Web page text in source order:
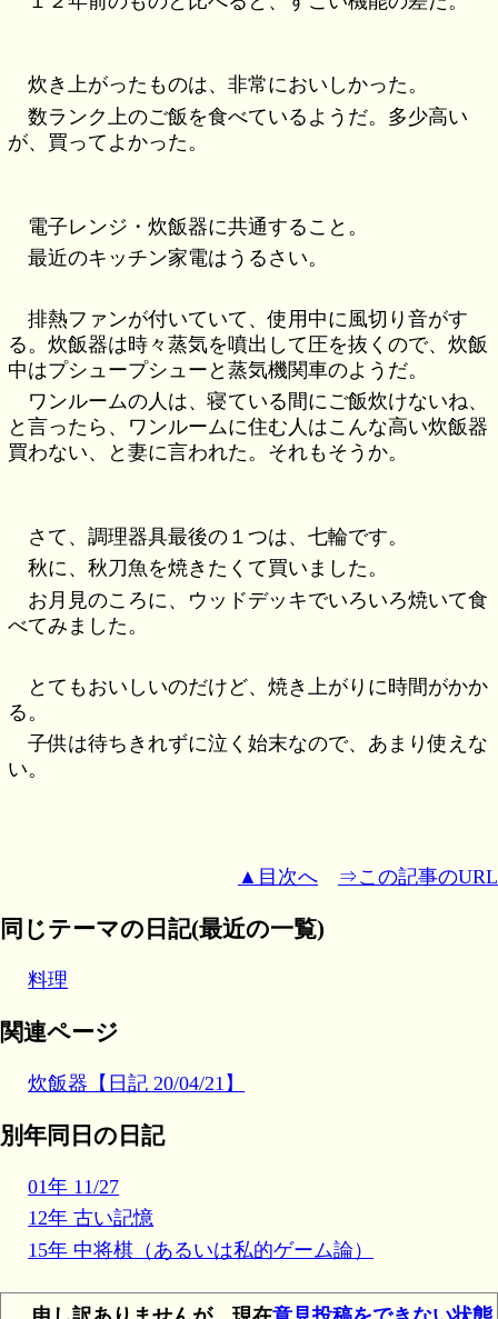
炊き上がったものは、非常においしかった。
数ランク上のご飯を食べているようだ。多少高い
が、買ってよかった。
電子レンジ・炊飯器に共通すること。
最近のキッチン家電はうるさい。
排熱ファンが付いていて、使用中に風切り音がす
る。炊飯器は時々蒸気を噴出して圧を抜くので、炊飯
中はプシュープシューと蒸気機関車のようだ。
ワンルームの人は、寝ている間にご飯炊けないね、
と言ったら、ワンルームに住む人はこんな高い炊飯器
買わない、と妻に言われた。それもそうか。
さて、調理器具最後の１つは、七輪です。
秋に、秋刀魚を焼きたくて買いました。
お月見のころに、ウッドデッキでいろいろ焼いて食
べてみました。
とてもおいしいのだけど、焼き上がりに時間がかか
る。
子供は待ちきれずに泣く始末なので、あまり使えな
い。
▲目次へ ⇒この記事のURL
同じテーマの日記(最近の一覧)
料理
関連ページ
炊飯器【日記 20/04/21】
別年同日の日記
01年 11/27
12年 古い記憶
15年 中将棋（あるいは私的ゲーム論）